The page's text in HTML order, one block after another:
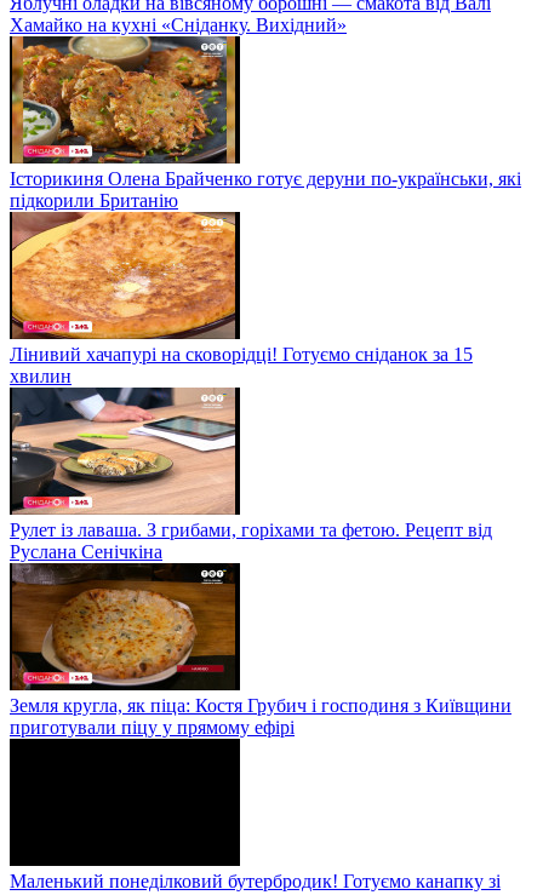
Хамайко на кухні «Сніданку. Вихідний»
Історикиня Олена Брайченко готує деруни по-українськи, які
підкорили Британію
Лінивий хачапурі на сковорідці! Готуємо сніданок за 15
хвилин
Рулет із лаваша. З грибами, горіхами та фетою. Рецепт від
Руслана Сенічкіна
Земля кругла, як піца: Костя Грубич і господиня з Київщини
приготували піцу у прямому ефірі
Маленький понеділковий бутербродик! Готуємо канапку зі